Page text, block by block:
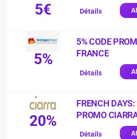
5€ Détails
5%
5% CODE
FRANCE
Détails
20%
FRENCH DAYS:
PROMO
Détails